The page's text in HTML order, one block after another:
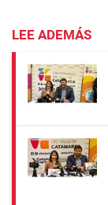
LEE ADEMÁS